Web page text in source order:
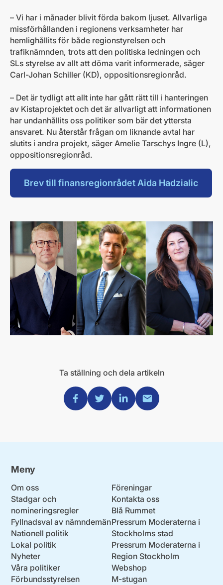
– Vi har i månader blivit förda bakom ljuset. Allvarliga
missförhållanden i regionens verksamheter har
hemlighållits för både regionstyrelsen och
trafiknämnden, trots att den politiska ledningen och
SLs styrelse av allt att döma varit informerade, säger
Carl-Johan Schiller (KD), oppositionsregionråd.
– Det är tydligt att allt inte har gått rätt till i hanteringen
av Kistaprojektet och det är allvarligt att informationen
har undanhållits oss politiker som bär det yttersta
ansvaret. Nu återstår frågan om liknande avtal har
slutits i andra projekt, säger Amelie Tarschys Ingre (L),
oppositionsregionråd.
Brev till finansregionrådet Aida Hadzialic
Ta ställning och dela artikeln
Dela via Facebook
Dela via Twitter
Dela via Linkedin
Dela via Mail
Meny
Om oss
Stadgar och
nomineringsregler
Fyllnadsval av nämndemän
Nationell politik
Lokal politik
Nyheter
Våra politiker
Förbundsstyrelsen
Föreningar
Kontakta oss
Blå Rummet
Pressrum Moderaterna i
Stockholms stad
Pressrum Moderaterna i
Region Stockholm
Webshop
M-stugan